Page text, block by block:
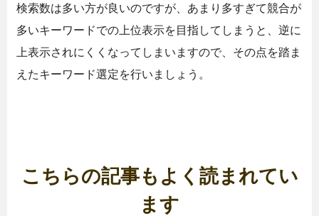
検索数は多い方が良いのですが、あまり多すぎて競合が
多いキーワードでの上位表示を目指してしまうと、逆に
上表示されにくくなってしまいますので、その点を踏ま
えたキーワード選定を行いましょう。
こちらの記事もよく読まれてい
ます